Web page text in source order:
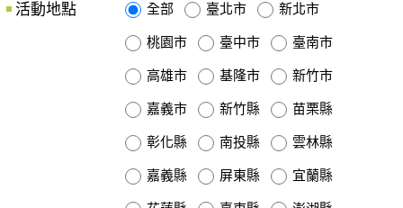
活動地點 全部 臺北市 新北市
桃園市 臺中市 臺南市
高雄市 基隆市 新竹市
嘉義市 新竹縣 苗栗縣
彰化縣 南投縣 雲林縣
嘉義縣 屏東縣 宜蘭縣